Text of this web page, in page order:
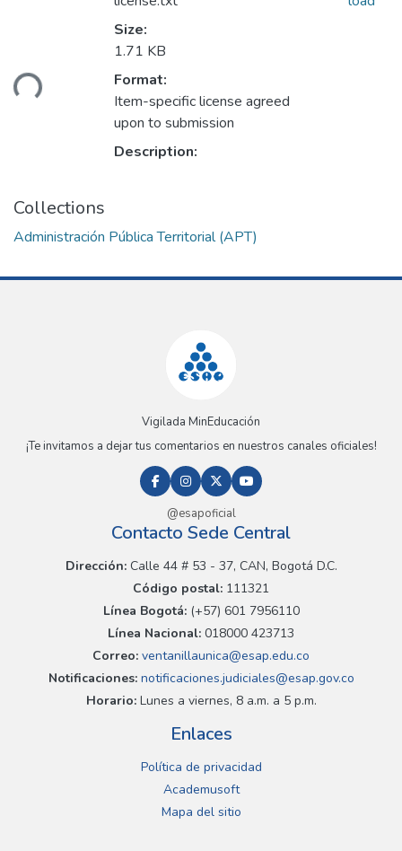
Size:
1.71 KB
Format:
Item-specific license agreed
upon to submission
Description:
Collections
Administración Pública Territorial (APT)
Vigilada MinEducación
¡Te invitamos a dejar tus comentarios en nuestros canales oficiales!
@esapoficial
Contacto Sede Central
Dirección:Calle 44 # 53 - 37, CAN, Bogotá D.C.
Código postal: 111321
Línea Bogotá:(+57) 601 7956110
Línea Nacional: 018000 423713
Correo: ventanillaunica@esap.edu.co
Notificaciones:notificaciones.judiciales@esap.gov.co
Horario:Lunes a viernes, 8 a.m. a 5 p.m.
Enlaces
Política de privacidad
Academusoft
Mapa del sitio